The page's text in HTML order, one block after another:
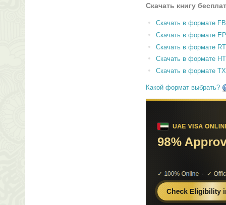
Скачать книгу
Скачать в формате
Скачать в формате
Скачать в формате
Скачать в формате
Скачать в формате
Какой формат выбрать?